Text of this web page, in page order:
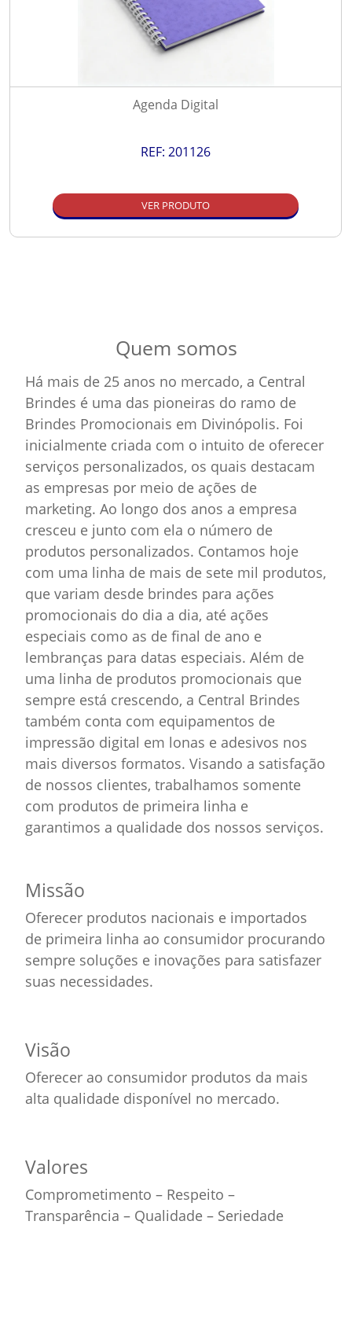
Agenda Digital
REF: 201126
VER PRODUTO
Quem somos
Há mais de 25 anos no mercado, a Central
Brindes é uma das pioneiras do ramo de
Brindes Promocionais em Divinópolis. Foi
inicialmente criada com o intuito de oferecer
serviços personalizados, os quais destacam
as empresas por meio de ações de
marketing. Ao longo dos anos a empresa
cresceu e junto com ela o número de
produtos personalizados. Contamos hoje
com uma linha de mais de sete mil produtos,
que variam desde brindes para ações
promocionais do dia a dia, até ações
especiais como as de final de ano e
lembranças para datas especiais. Além de
uma linha de produtos promocionais que
sempre está crescendo, a Central Brindes
também conta com equipamentos de
impressão digital em lonas e adesivos nos
mais diversos formatos. Visando a satisfação
de nossos clientes, trabalhamos somente
com produtos de primeira linha e
garantimos a qualidade dos nossos serviços.
Missão
Oferecer produtos nacionais e importados
de primeira linha ao consumidor procurando
sempre soluções e inovações para satisfazer
suas necessidades.
Visão
Oferecer ao consumidor produtos da mais
alta qualidade disponível no mercado.
Valores
Comprometimento – Respeito –
Transparência – Qualidade – Seriedade